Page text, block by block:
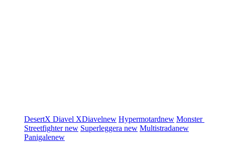
DesertX Diavel XDiavelnew Hypermotardnew Monster
Streetfighternew Superleggera new Multistradanew
Panigalenew